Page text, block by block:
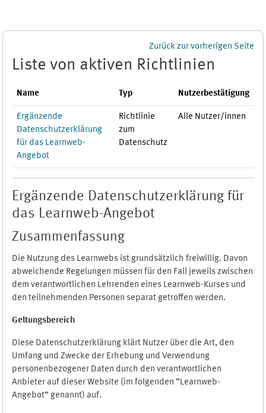
Zurück zur vorherigen Seite
Liste von aktiven Richtlinien
Name Typ Nutzerbestätigung
Ergänzende
Datenschutzerklärung
für das Learnweb-
Angebot
Richtlinie
zum
Datenschutz
Alle Nutzer/innen
Ergänzende Datenschutzerklärung für
das Learnweb-Angebot
Zusammenfassung
Die Nutzung des Learnwebs ist grundsätzlich freiwillig. Davon
abweichende Regelungen müssen für den Fall jeweils zwischen
dem verantwortlichen Lehrenden eines Learnweb-Kurses und
den teilnehmenden Personen separat getroffen werden.
Geltungsbereich
Diese Datenschutzerklärung klärt Nutzer über die Art, den
Umfang und Zwecke der Erhebung und Verwendung
personenbezogener Daten durch den verantwortlichen
Anbieter auf dieser Website (im folgenden “Learnweb-
Angebot” genannt) auf.